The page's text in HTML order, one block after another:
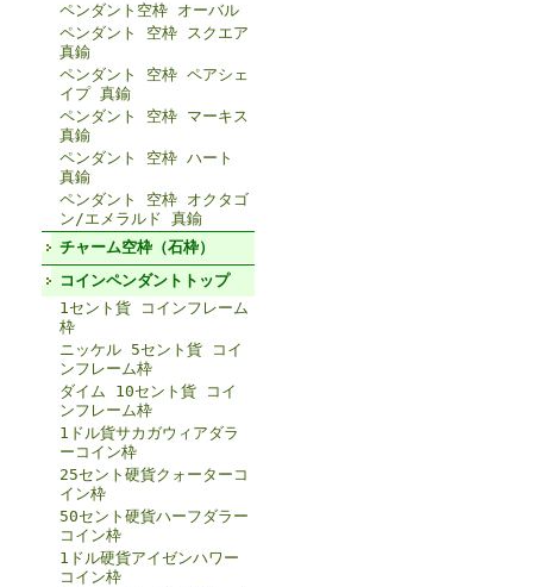
ペンダント空枠 オーバル
ペンダント 空枠 スクエア
真鍮
ペンダント 空枠 ペアシェ
イプ 真鍮
ペンダント 空枠 マーキス
真鍮
ペンダント 空枠 ハート
真鍮
ペンダント 空枠 オクタゴ
ン/エメラルド 真鍮
チャーム空枠（石枠）
コインペンダントトップ
1セント貨 コインフレーム
枠
ニッケル 5セント貨 コイ
ンフレーム枠
ダイム 10セント貨 コイ
ンフレーム枠
1ドル貨サカガウィアダラ
ーコイン枠
25セント硬貨クォーターコ
イン枠
50セント硬貨ハーフダラー
コイン枠
1ドル硬貨アイゼンハワー
コイン枠